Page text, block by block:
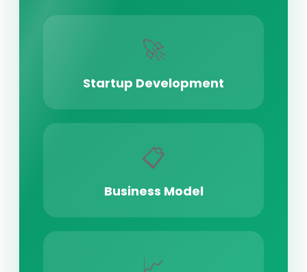
🚀
Startup Development
📋
Business Model
📈